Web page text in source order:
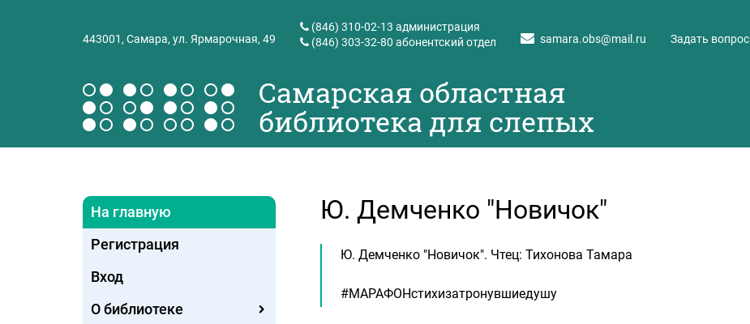
443001, Самара, ул. Ярмарочная, 49
(846) 310-02-13 администрация
(846) 303-32-80 абонентский отдел samara.obs@mail.ru Задать вопрос
Самарская областная
библиотека для слепых
На главную
Регистрация
Вход
О библиотеке
Ю. Демченко "Новичок"
Ю. Демченко "Новичок". Чтец: Тихонова Тамара
#МАРАФОНстихизатронувшиедушу